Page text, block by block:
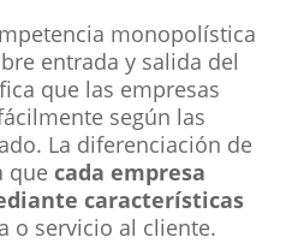
monopolística
entrada y salida del
que las empresas
según las
La diferenciación de
quecada empresa
características
o servicio al cliente.